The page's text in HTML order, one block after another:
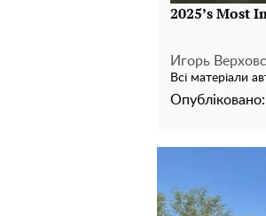
Игорь
Всі матеріали
Опубліковано: